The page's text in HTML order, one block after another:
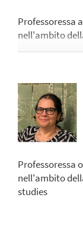
Professoressa
nell'ambito
particolare
Professoressa
nell'ambito
studies